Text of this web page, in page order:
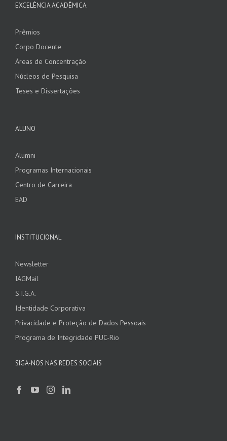
EXCELÊNCIA ACADÊMICA
Prêmios
Corpo Docente
Áreas de Concentração
Núcleos de Pesquisa
Teses e Dissertações
ALUNO
Alumni
Programas Internacionais
Centro de Carreira
EAD
INSTITUCIONAL
Newsletter
IAGMail
S.I.G.A.
Identidade Corporativa
Privacidade e Proteção de Dados Pessoais
Programa de Integridade PUC-Rio
SIGA-NOS NAS REDES SOCIAIS